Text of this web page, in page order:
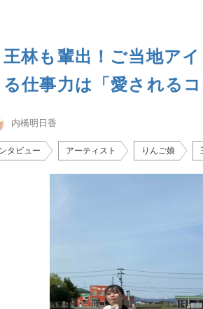
王林も輩出！ご当地ア
る仕事力は「愛されるコ
内橋明日香
タビュー アーティスト りんご娘